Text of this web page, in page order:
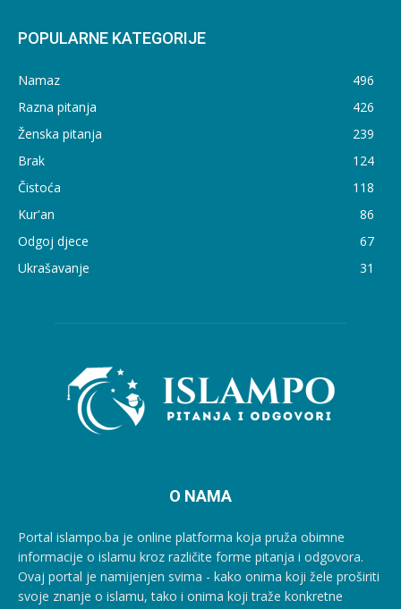
POPULARNE KATEGORIJE
Namaz
496
Razna pitanja
426
Ženska pitanja
239
Brak
124
Čistoća
118
Kur'an
86
Odgoj djece
67
Ukrašavanje
31
O NAMA
Portal islampo.ba je online platforma koja pruža obimne
informacije o islamu kroz različite forme pitanja i odgovora.
Ovaj portal je namijenjen svima - kako onima koji žele proširiti
svoje znanje o islamu, tako i onima koji traže konkretne